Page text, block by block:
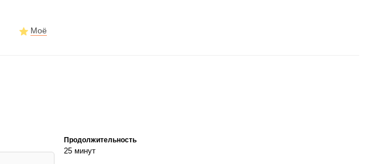
Моё
Продолжительность
25 минут